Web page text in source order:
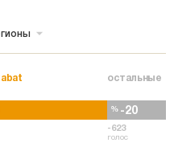
остальные
% -20
-623
голос